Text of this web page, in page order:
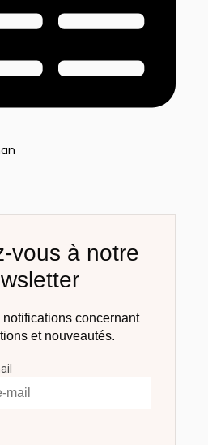
vous à notre
notifications concernant
et nouveautés.